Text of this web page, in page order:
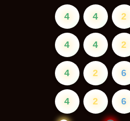
4 4 2
4 4 2
4 2 6
4 2 6